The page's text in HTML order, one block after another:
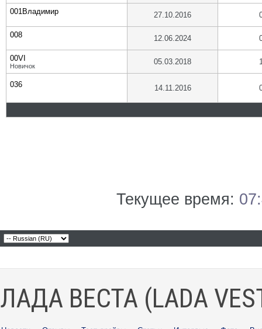
001Владимир 27.10.2016
008 12.06.2024
00VI
Новичок 05.03.2018
036 14.11.2016
Текущее время:
ЛАДА ВЕСТА (LADA